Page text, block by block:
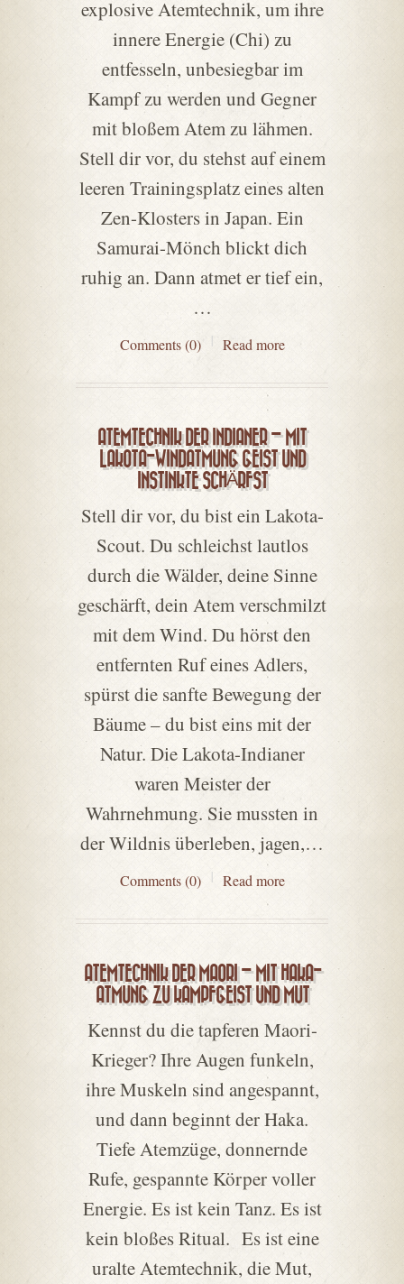
explosive Atemtechnik, um ihre
innere Energie (Chi) zu
entfesseln, unbesiegbar im
Kampf zu werden und Gegner
mit bloßem Atem zu lähmen.
Stell dir vor, du stehst auf einem
leeren Trainingsplatz eines alten
Zen-Klosters in Japan. Ein
Samurai-Mönch blickt dich
ruhig an. Dann atmet er tief ein,
…
Comments (0) Read more
ATEMTECHNIK DER INDIANER – MIT
LAKOTA-WINDATMUNG GEIST UND
INSTINKTE SCHÄRFST
Stell dir vor, du bist ein Lakota-
Scout. Du schleichst lautlos
durch die Wälder, deine Sinne
geschärft, dein Atem verschmilzt
mit dem Wind. Du hörst den
entfernten Ruf eines Adlers,
spürst die sanfte Bewegung der
Bäume – du bist eins mit der
Natur. Die Lakota-Indianer
waren Meister der
Wahrnehmung. Sie mussten in
der Wildnis überleben, jagen,…
Comments (0) Read more
ATEMTECHNIK DER MAORI – MIT HAKA-
ATMUNG ZU KAMPFGEIST UND MUT
Kennst du die tapferen Maori-
Krieger? Ihre Augen funkeln,
ihre Muskeln sind angespannt,
und dann beginnt der Haka.
Tiefe Atemzüge, donnernde
Rufe, gespannte Körper voller
Energie. Es ist kein Tanz. Es ist
kein bloßes Ritual. Es ist eine
uralte Atemtechnik, die Mut,